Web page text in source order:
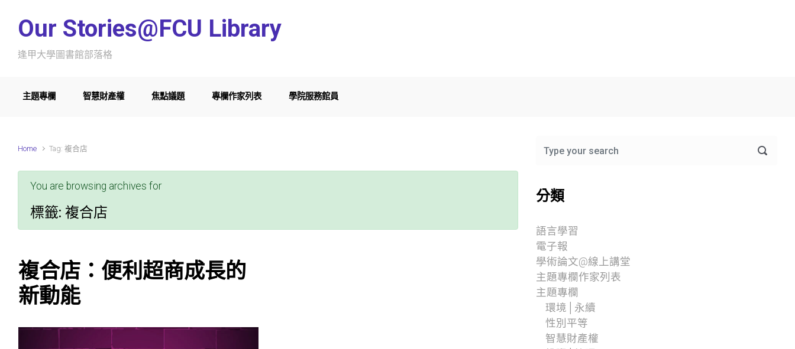
Our Stories@FCU Library
逢甲大學圖書館部落格
主題專欄 智慧財產權 焦點議題 專欄作家列表 學院服務館員
Home Tag: 複合店
You are browsing archives for
標籤: 複合店
複合店：便利超商成長的
新動能
分類
語言學習
電子報
學術論文@線上講堂
主題專欄作家列表
主題專欄
環境│永續
性別平等
智慧財產權